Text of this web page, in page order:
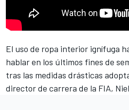
El uso de ropa interior ignífuga
hablar en los últimos fines de
tras las medidas drásticas
director de carrera de la FIA,